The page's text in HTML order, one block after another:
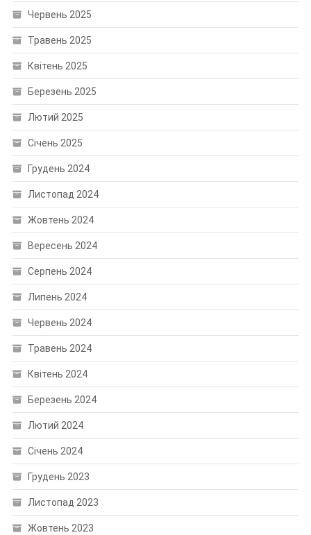
Червень 2025
Травень 2025
Квітень 2025
Березень 2025
Лютий 2025
Січень 2025
Грудень 2024
Листопад 2024
Жовтень 2024
Вересень 2024
Серпень 2024
Липень 2024
Червень 2024
Травень 2024
Квітень 2024
Березень 2024
Лютий 2024
Січень 2024
Грудень 2023
Листопад 2023
Жовтень 2023